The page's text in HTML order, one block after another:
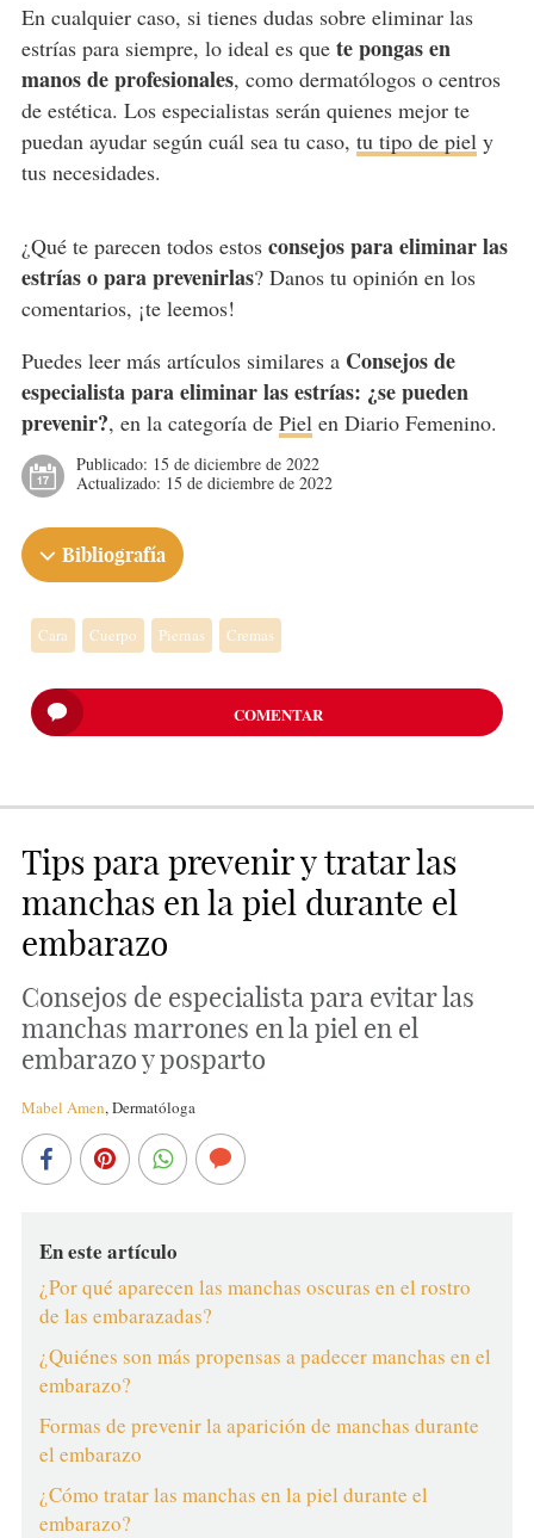
En cualquier caso, si tienes dudas sobre eliminar las
estrías para siempre, lo ideal es que te pongas en
manos de profesionales, como dermatólogos o centros
de estética. Los especialistas serán quienes mejor te
puedan ayudar según cuál sea tu caso, tu tipo de piel y
tus necesidades.
¿Qué te parecen todos estos consejos para eliminar las
estrías o para prevenirlas? Danos tu opinión en los
comentarios, ¡te leemos!
Puedes leer más artículos similares a Consejos de
especialista para eliminar las estrías: ¿se pueden
prevenir?, en la categoría de Piel en Diario Femenino.
Publicado: 15 de diciembre de 2022
Actualizado: 15 de diciembre de 2022
Bibliografía
Cara Cuerpo Piernas Cremas
COMENTAR
Tips para prevenir y tratar las
manchas en la piel durante el
embarazo
Consejos de especialista para evitar las
manchas marrones en la piel en el
embarazo y posparto
Mabel Amen,Dermatóloga
En este artículo
¿Por qué aparecen las manchas oscuras en el rostro
de las embarazadas?
¿Quiénes son más propensas a padecer manchas en el
embarazo?
Formas de prevenir la aparición de manchas durante
el embarazo
¿Cómo tratar las manchas en la piel durante el
embarazo?